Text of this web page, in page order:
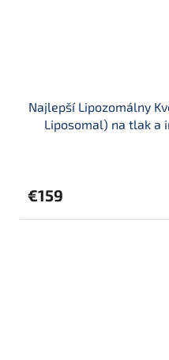
Najlepší Lipozomálny
Liposomal) na tlak a
produktu
je
5,0
€159